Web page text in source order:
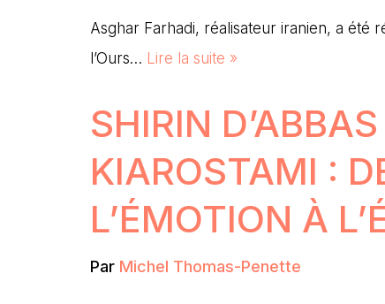
Asghar Farhadi, réalisateur iranien, a été
l’Ours… Lire la suite »
SHIRIN D’ABBAS
KIAROSTAMI :
L’ÉMOTION À
Par Michel Thomas-Penette